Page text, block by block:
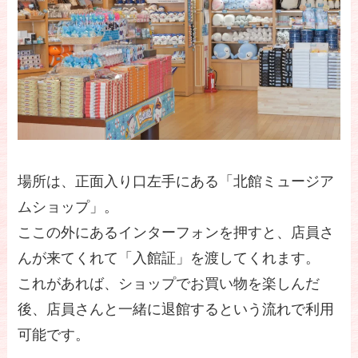
場所は、正面入り口左手にある「北館ミュージア
ムショップ」。
ここの外にあるインターフォンを押すと、店員さ
んが来てくれて「入館証」を渡してくれます。
これがあれば、ショップでお買い物を楽しんだ
後、店員さんと一緒に退館するという流れで利用
可能です。